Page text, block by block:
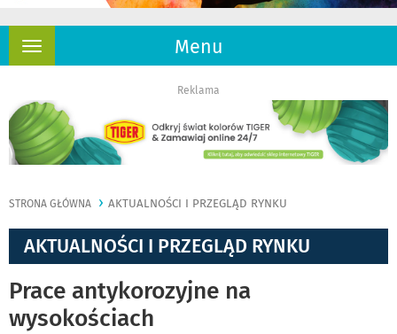
Menu
Rozwiń
Reklama
STRONA GŁÓWNA AKTUALNOŚCI I PRZEGLĄD RYNKU
AKTUALNOŚCI I PRZEGLĄD RYNKU
Prace antykorozyjne na
wysokościach